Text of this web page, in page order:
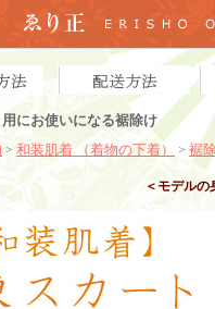
にお使いになる裾除け
> 和装肌着 （着物の下着） > 裾
＜モデルの